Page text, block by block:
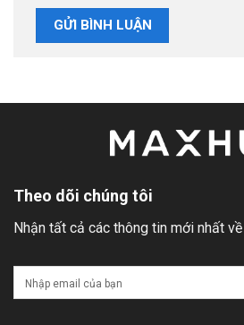
Theo dõi chúng tôi
Nhận tất cả các thông tin mới nhất